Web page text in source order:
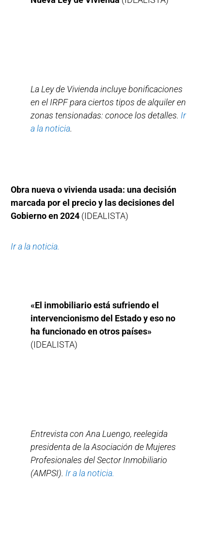
La Ley de Vivienda incluye bonificaciones
en el IRPF para ciertos tipos de alquiler en
zonas tensionadas: conoce los detalles. Ir
a la noticia.
Obra nueva o vivienda usada: una decisión
marcada por el precio y las decisiones del
Gobierno en 2024 (IDEALISTA)
Ir a la noticia.
«El inmobiliario está sufriendo el
intervencionismo del Estado y eso no
ha funcionado en otros países»
(IDEALISTA)
Entrevista con Ana Luengo, reelegida
presidenta de la Asociación de Mujeres
Profesionales del Sector Inmobiliario
(AMPSI). Ir a la noticia.